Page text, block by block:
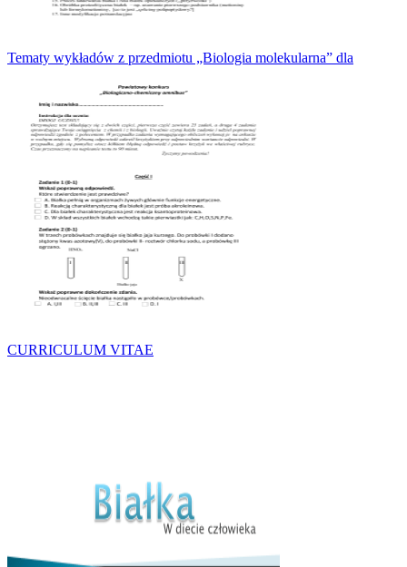
Tematy wykładów z przedmiotu „Biologia molekularna” dla
CURRICULUM VITAE